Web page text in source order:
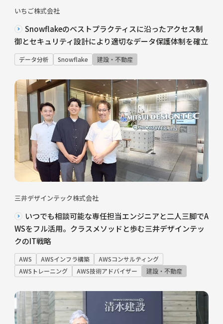
いちご株式会社
Snowflakeのベストプラクティスに沿ったアクセス制
御とセキュリティ設計により適切なデータ保護体制を確立
データ分析 Snowflake 建設・不動産
三井デザインテック株式会社
いつでも相談可能な専任担当エンジニアと二人三脚でA
WSをフル活用。クラスメソッドと歩む三井デザインテッ
クのIT戦略
AWS AWSインフラ構築
AWSコンサルティング
AWSトレーニング
AWS技術アドバイザー 建設・不動産